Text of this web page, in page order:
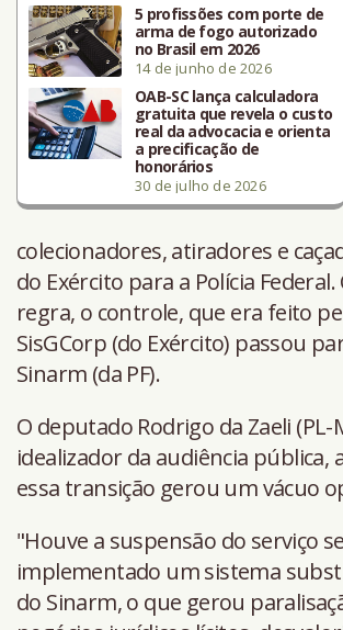
5 profissões com porte de
arma de fogo autorizado
no Brasil em 2026
14 de junho de 2026
OAB-SC lança calculadora
gratuita que revela o custo
real da advocacia e orienta
a precificação de
honorários
30 de julho de 2026
colecionadores, atiradores e
do Exército para a Polícia
regra, o controle, que era feito
SisGCorp (do Exército) passou
Sinarm (da PF).
O deputado Rodrigo da Zaeli (PL-
idealizador da audiência pública,
essa transição gerou um vácuo
"Houve a suspensão do serviço
implementado um sistema
do Sinarm, o que gerou